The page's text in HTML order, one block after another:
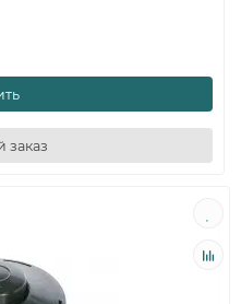
заказ